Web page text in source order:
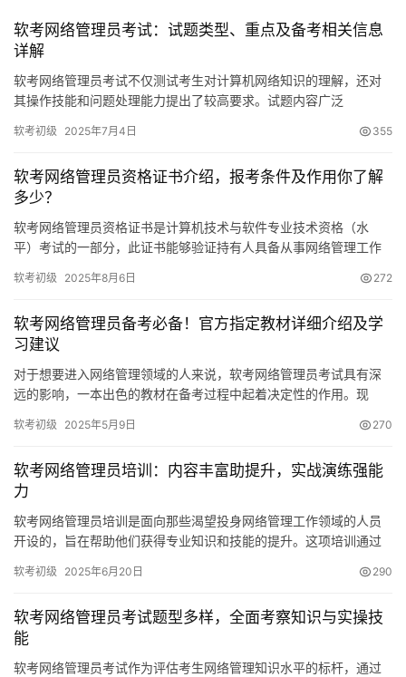
软考网络管理员考试：试题类型、重点及备考相关信息
详解
软考网络管理员考试不仅测试考生对计算机网络知识的理解，还对
其操作技能和问题处理能力提出了较高要求。试题内容广泛
软考初级 2025年7月4日 355
软考网络管理员资格证书介绍，报考条件及作用你了解
多少？
软考网络管理员资格证书是计算机技术与软件专业技术资格（水
平）考试的一部分，此证书能够验证持有人具备从事网络管理工作
软考初级 2025年8月6日 272
软考网络管理员备考必备！官方指定教材详细介绍及学
习建议
对于想要进入网络管理领域的人来说，软考网络管理员考试具有深
远的影响，一本出色的教材在备考过程中起着决定性的作用。现
软考初级 2025年5月9日 270
软考网络管理员培训：内容丰富助提升，实战演练强能
力
软考网络管理员培训是面向那些渴望投身网络管理工作领域的人员
开设的，旨在帮助他们获得专业知识和技能的提升。这项培训通过
软考初级 2025年6月20日 290
软考网络管理员考试题型多样，全面考察知识与实操技
能
软考网络管理员考试作为评估考生网络管理知识水平的标杆，通过